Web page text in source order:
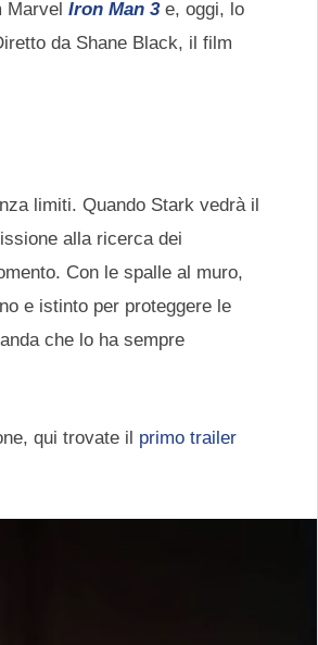
MarvelIron Man 3e, oggi, lo
da Shane Black, il film
limiti. Quando Stark vedrà il
alla ricerca dei
Con le spalle al muro,
e istinto per proteggere le
che lo ha sempre
qui trovate il primo trailer